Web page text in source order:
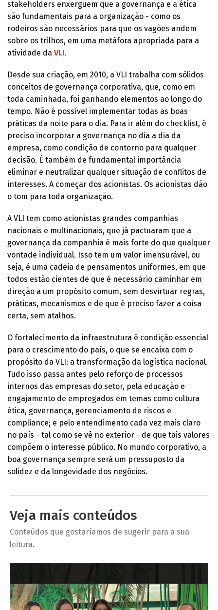
stakeholders enxerguem que a governança e a ética
são fundamentais para a organização - como os
rodeiros são necessários para que os vagões andem
sobre os trilhos, em uma metáfora apropriada para a
atividade da VLI.
Desde sua criação, em 2010, a VLI trabalha com sólidos
conceitos de governança corporativa, que, como em
toda caminhada, foi ganhando elementos ao longo do
tempo. Não é possível implementar todas as boas
práticas da noite para o dia. Para ir além do checklist, é
preciso incorporar a governança no dia a dia da
empresa, como condição de contorno para qualquer
decisão. É também de fundamental importância
eliminar e neutralizar qualquer situação de conflitos de
interesses. A começar dos acionistas. Os acionistas dão
o tom para toda organização.
A VLI tem como acionistas grandes companhias
nacionais e multinacionais, que já pactuaram que a
governança da companhia é mais forte do que qualquer
vontade individual. Isso tem um valor imensurável, ou
seja, é uma cadeia de pensamentos uniformes, em que
todos estão cientes de que é necessário caminhar em
direção a um propósito comum, sem desvirtuar regras,
práticas, mecanismos e de que é preciso fazer a coisa
certa, sem atalhos.
O fortalecimento da infraestrutura é condição essencial
para o crescimento do país, o que se encaixa com o
propósito da VLI: a transformação da logística nacional.
Tudo isso passa antes pelo reforço de processos
internos das empresas do setor, pela educação e
engajamento de empregados em temas como cultura
ética, governança, gerenciamento de riscos e
compliance; e pelo entendimento cada vez mais claro
no país - tal como se vê no exterior - de que tais valores
compõem o interesse público. No mundo corporativo, a
boa governança sempre será um pressuposto da
solidez e da longevidade dos negócios.
Veja mais conteúdos
Conteúdos que gostaríamos de sugerir para a sua
leitura.